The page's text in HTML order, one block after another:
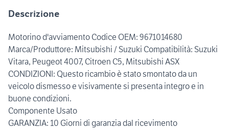
Descrizione
Motorino d'avviamento Codice OEM: 9671014680
Marca/Produttore: Mitsubishi / Suzuki Compatibilità: Suzuki
Vitara, Peugeot 4007, Citroen C5, Mitsubishi ASX
CONDIZIONI: Questo ricambio è stato smontato da un
veicolo dismesso e visivamente si presenta integro e in
buone condizioni.
Componente Usato
GARANZIA: 10 Giorni di garanzia dal ricevimento